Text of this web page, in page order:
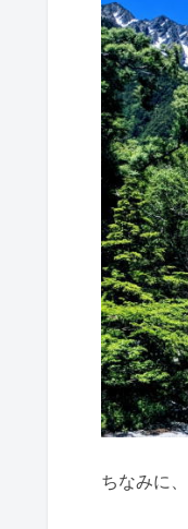
ちなみに、